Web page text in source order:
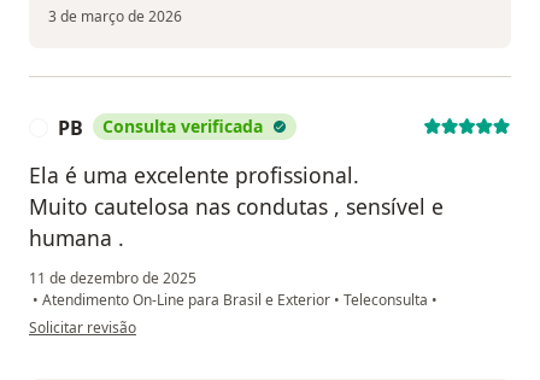
3 de março de 2026
PB Consulta verificada
Ela é uma excelente profissional.
Muito cautelosa nas condutas , sensível e
humana .
11 de dezembro de 2025
• Atendimento On-Line para Brasil e Exterior • Teleconsulta •
na opinião do utilizador PB
Solicitar revisão